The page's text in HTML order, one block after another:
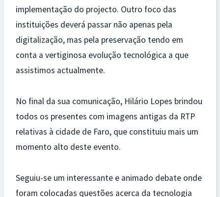
implementação do projecto. Outro foco das
instituições deverá passar não apenas pela
digitalização, mas pela preservação tendo em
conta a vertiginosa evolução tecnológica a que
assistimos actualmente.
No final da sua comunicação, Hilário Lopes brindou
todos os presentes com imagens antigas da RTP
relativas à cidade de Faro, que constituiu mais um
momento alto deste evento.
Seguiu-se um interessante e animado debate onde
foram colocadas questões acerca da tecnologia